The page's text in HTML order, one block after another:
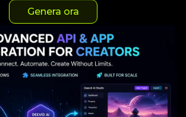
Genera ora